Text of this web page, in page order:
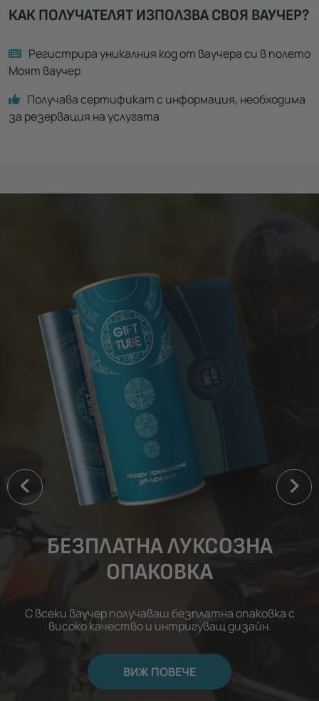
КАК ПОЛУЧАТЕЛЯТ ИЗПОЛЗВА СВОЯ ВАУЧЕР?
Регистрира уникалния код от ваучера си в полето
Моят ваучер
Получава сертификат с информация, необходима
за резервация на услугата
БЕЗПЛАТНА ЛУКСОЗНА
ОПАКОВКА
С всеки ваучер получаваш безплатна опаковка с
високо качество и интригуващ дизайн.
ВИЖ ПОВЕЧЕ